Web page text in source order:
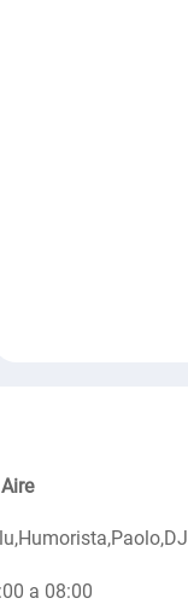
a 08:00